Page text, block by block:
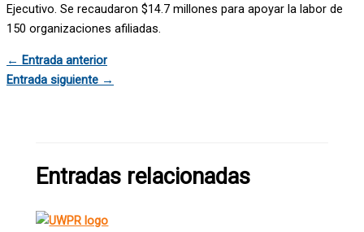
Ejecutivo. Se recaudaron $14.7 millones para apoyar la labor de
150 organizaciones afiliadas.
← Entrada anterior
Entrada siguiente →
Entradas relacionadas